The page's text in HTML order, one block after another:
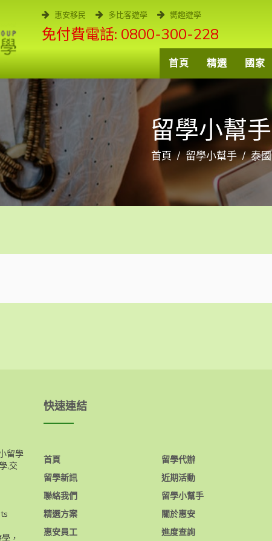
惠安移民 多比客遊學 嚮趣遊學
免付費電話: 0800-300-228
首頁 精選 國家
留學小幫手
首頁 留學小幫手 泰國
留學
,交
，
快速連結
首頁
留學新訊
聯絡我們
精選方案
惠安員工
留學代辦
近期活動
留學小幫手
關於惠安
進度查詢